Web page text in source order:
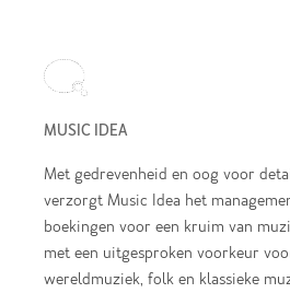
MUSIC IDEA
Met gedrevenheid en oog voor
verzorgt Music Idea het
boekingen voor een kruim van
met een uitgesproken voorkeur
wereldmuziek, folk en klassieke